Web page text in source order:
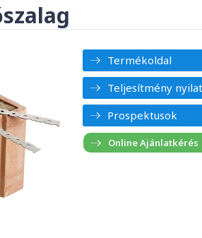
Termékoldal
Teljesítmény
Prospektusok